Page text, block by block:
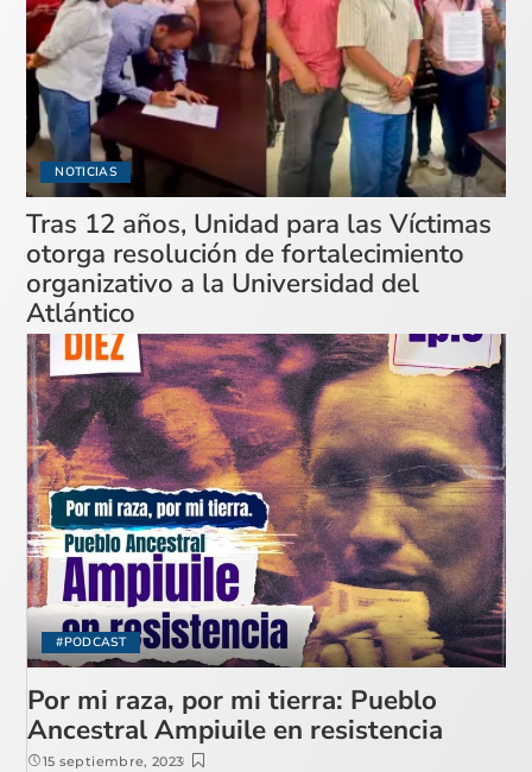
NOTICIAS
Tras 12 años, Unidad para las Víctimas
otorga resolución de fortalecimiento
organizativo a la Universidad del
Atlántico
#PODCAST
Por mi raza, por mi tierra: Pueblo
Ancestral Ampiuile en resistencia
15 septiembre, 2023